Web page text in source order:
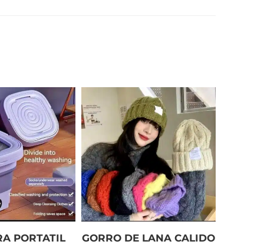
PORTATIL GORRO DE LANA CALIDO